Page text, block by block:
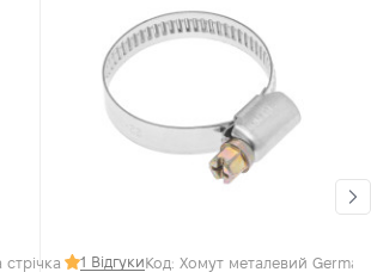
стрічка ПВХ 130mic x 19mm x 20m Синя , шт
1 ВідгукиКод: Хомут металевий